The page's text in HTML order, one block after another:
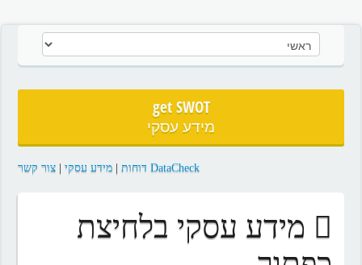
get SWOT
מידע עסקי
DataCheck דוחות | מידע עסקי| צור קשר
מידע עסקי בלחיצת